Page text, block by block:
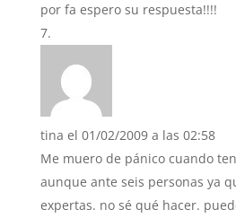
por fa espero su respuesta!!!!
tina el 01/02/2009 a las 02:58
Me muero de pánico cuando
aunque ante seis personas ya
expertas. no sé qué hacer.